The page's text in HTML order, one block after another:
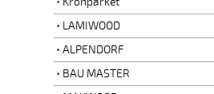
LAMIWOOD
ALPENDORF
BAU MASTER